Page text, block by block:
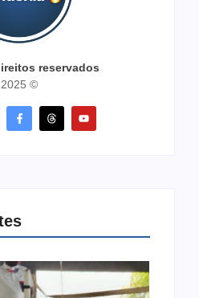
reservados
2025 ©